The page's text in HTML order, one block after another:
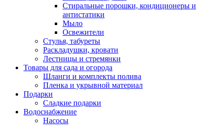
Стиральные порошки, кондиционеры и
антистатики
Мыло
Освежители
Стулья, табуреты
Раскладушки, кровати
Лестницы и стремянки
Товары для сада и огорода
Шланги и комплекты полива
Пленка и укрывной материал
Подарки
Cладкие подарки
Водоснабжение
Насосы